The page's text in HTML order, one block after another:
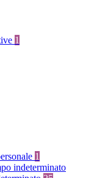
1
1
indeterminato